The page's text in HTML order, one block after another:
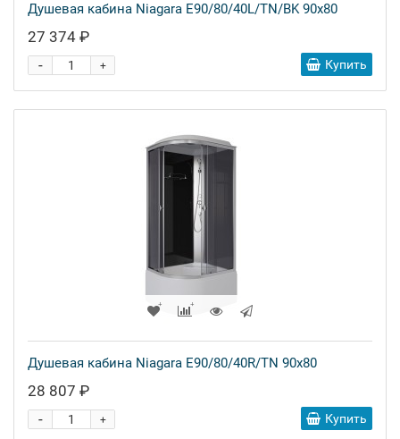
Душевая кабина Niagara E90/80/40L/TN/BK 90x80
27 374 ₽
+
- Купить
Душевая кабина Niagara E90/80/40R/TN 90x80
28 807 ₽
+
- Купить